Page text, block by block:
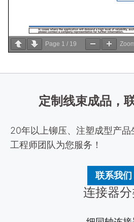
Page 1 / 19
定制线束成品，
20年以上铆压、注塑成型产
工程师团队为您服务！
联系我们
连接器